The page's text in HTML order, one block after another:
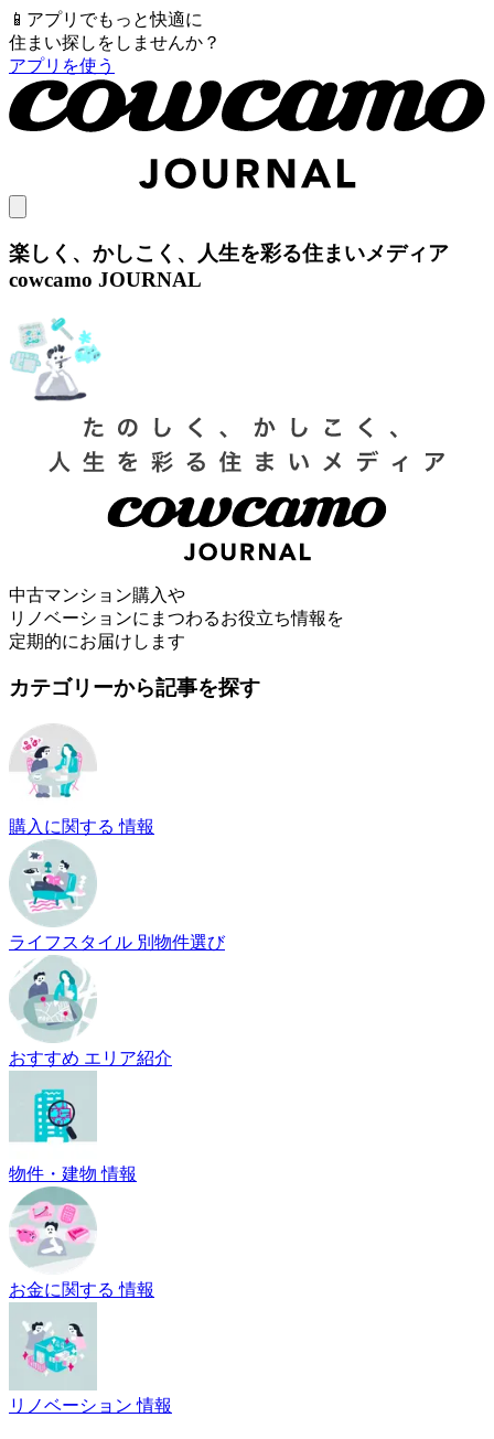
📱 アプリでもっと快適に
住まい探しをしませんか？
アプリを使う
楽しく、かしこく、人生を彩る住まいメディア
cowcamo JOURNAL
中古マンション購入や
リノベーションにまつわるお役立ち情報を
定期的にお届けします
カテゴリーから記事を探す
購入に関する 情報
ライフスタイル 別物件選び
おすすめ エリア紹介
物件・建物 情報
お金に関する 情報
リノベーション 情報